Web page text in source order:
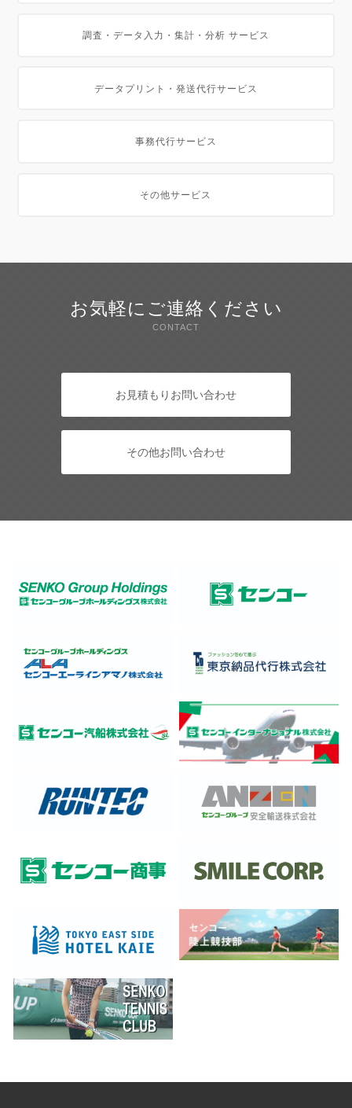
調査・データ入力・集計・分析 サービス
データプリント・発送代行サービス
事務代行サービス
その他サービス
お気軽にご連絡ください
CONTACT
お見積もりお問い合わせ
その他お問い合わせ